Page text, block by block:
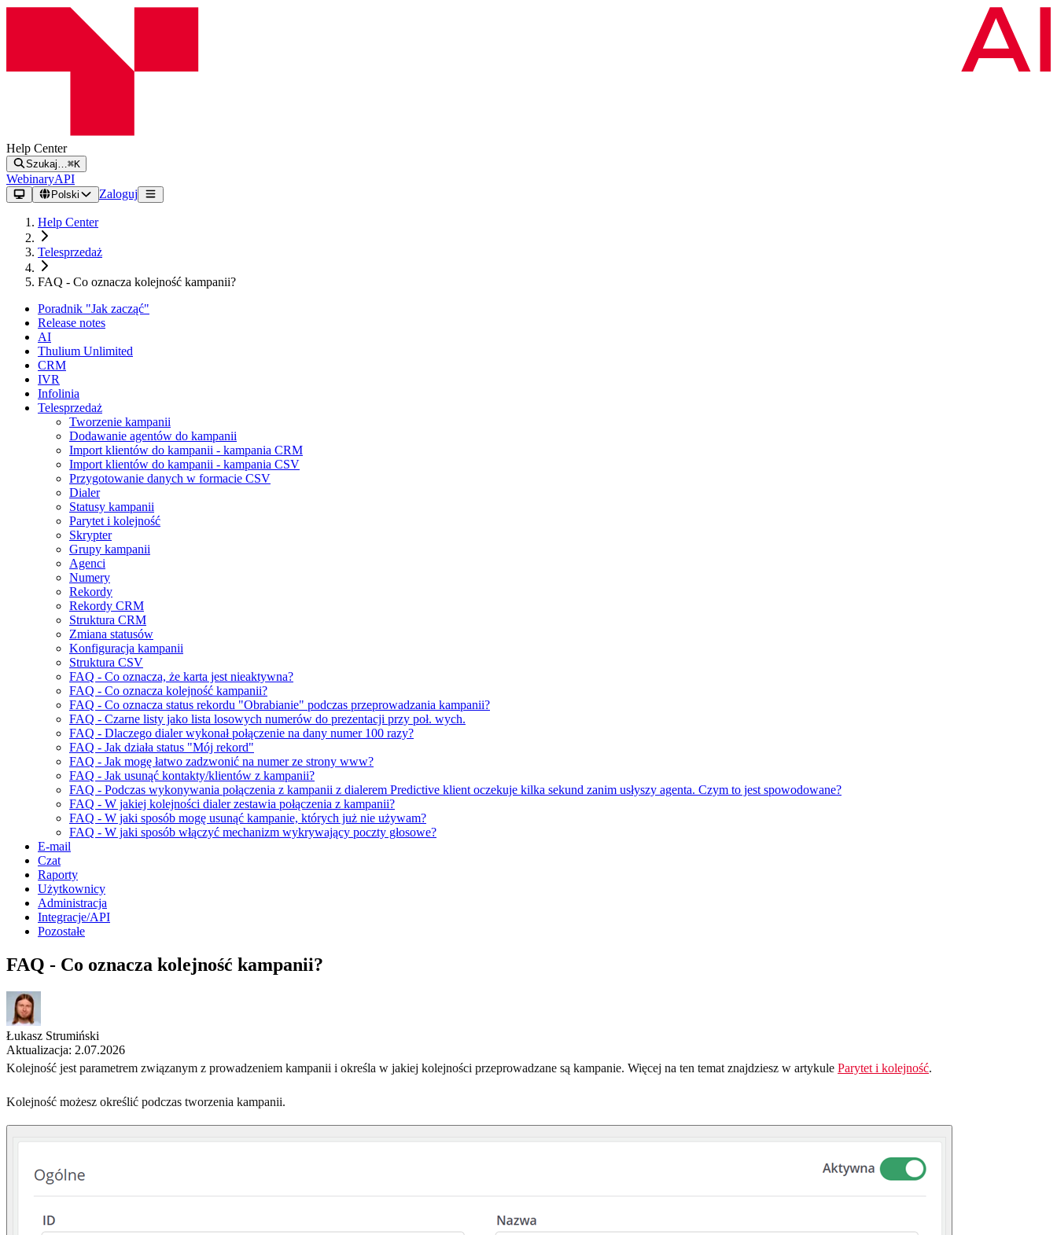
Help Center
Szukaj… ⌘K
WebinaryAPI
Polski Zaloguj
Help Center
Telesprzedaż
FAQ - Co oznacza kolejność kampanii?
Poradnik "Jak zacząć"
Release notes
AI
Thulium Unlimited
CRM
IVR
Infolinia
Telesprzedaż
Tworzenie kampanii
Dodawanie agentów do kampanii
Import klientów do kampanii - kampania CRM
Import klientów do kampanii - kampania CSV
Przygotowanie danych w formacie CSV
Dialer
Statusy kampanii
Parytet i kolejność
Skrypter
Grupy kampanii
Agenci
Numery
Rekordy
Rekordy CRM
Struktura CRM
Zmiana statusów
Konfiguracja kampanii
Struktura CSV
FAQ - Co oznacza, że karta jest nieaktywna?
FAQ - Co oznacza kolejność kampanii?
FAQ - Co oznacza status rekordu "Obrabianie" podczas przeprowadzania kampanii?
FAQ - Czarne listy jako lista losowych numerów do prezentacji przy poł. wych.
FAQ - Dlaczego dialer wykonał połączenie na dany numer 100 razy?
FAQ - Jak działa status "Mój rekord"
FAQ - Jak mogę łatwo zadzwonić na numer ze strony www?
FAQ - Jak usunąć kontakty/klientów z kampanii?
FAQ - Podczas wykonywania połączenia z kampanii z dialerem Predictive klient oczekuje kilka sekund zanim usłyszy agenta. Czym to jest spowodowane?
FAQ - W jakiej kolejności dialer zestawia połączenia z kampanii?
FAQ - W jaki sposób mogę usunąć kampanie, których już nie używam?
FAQ - W jaki sposób włączyć mechanizm wykrywający poczty głosowe?
E-mail
Czat
Raporty
Użytkownicy
Administracja
Integracje/API
Pozostałe
FAQ - Co oznacza kolejność kampanii?
Łukasz Strumiński
Aktualizacja: 2.07.2026
Kolejność jest parametrem związanym z prowadzeniem kampanii i określa w jakiej kolejności przeprowadzane są kampanie. Więcej na ten temat znajdziesz w artykule Parytet i kolejność.
Kolejność możesz określić podczas tworzenia kampanii.